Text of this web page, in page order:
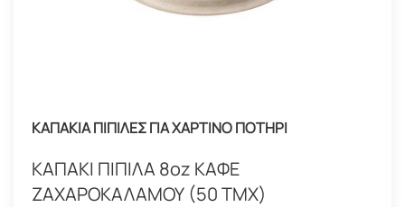
ΚΑΠΑΚΙΑ ΠΙΠΙΛΕΣ ΓΙΑ ΧΑΡΤΙΝΟ ΠΟΤΗΡΙ
ΚΑΠΑΚΙ ΠΙΠΙΛΑ 8oz ΚΑΦΕ
ΖΑΧΑΡΟΚΑΛΑΜΟΥ (50 ΤΜΧ)